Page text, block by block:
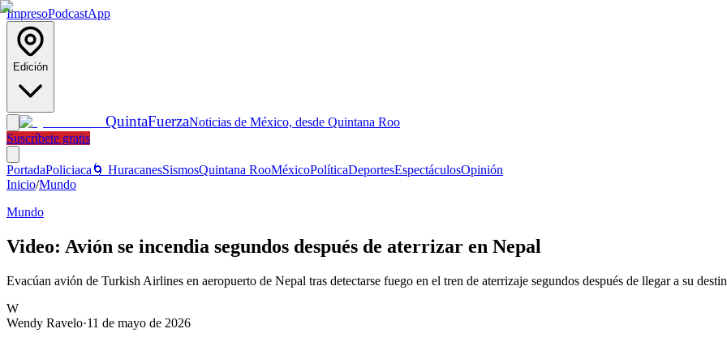
ImpresoPodcastApp
Edición
QuintaFuerzaNoticias de México, desde Quintana Roo
Suscríbete gratis
PortadaPoliciaca 🌀 HuracanesSismosQuintana RooMéxicoPolíticaDeportesEspectáculosOpinión
Inicio/Mundo
Mundo
Video: Avión se incendia segundos después de aterrizar en Nepal
Evacúan avión de Turkish Airlines en aeropuerto de Nepal tras detectarse fuego en el tren de aterrizaje segundos después de llegar a su
W
Wendy Ravelo·11 de mayo de 2026